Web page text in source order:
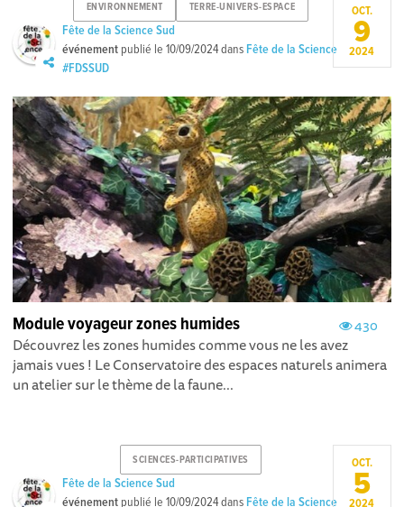
ENVIRONNEMENT TERRE-UNIVERS-ESPACE
Fête de la Science Sud
événement publié le10/09/2024dans Fête de la Science
#FDSSUD
OCT.
9
2024
430
Module voyageur zones humides
Découvrez les zones humides comme vous ne les avez
jamais vues ! Le Conservatoire des espaces naturels animera
un atelier sur le thème de la faune...
SCIENCES-PARTICIPATIVES
Fête de la Science Sud
événement publié le10/09/2024dans Fête de la Science
OCT.
5